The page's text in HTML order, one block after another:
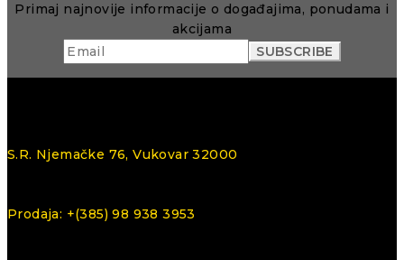
Primaj najnovije informacije o događajima, ponudama i
akcijama
S.R. Njemačke 76, Vukovar 32000
Prodaja: +(385) 98 938 3953